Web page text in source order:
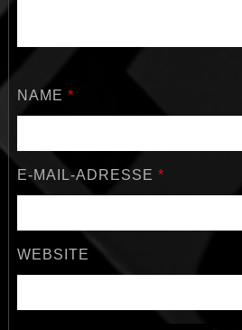
NAME *
E-MAIL-ADRESSE *
WEBSITE